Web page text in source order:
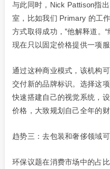
与此同时，Nick Pattison指
室，比如我们 Primary 的工
方式取得成功，”他解释道。
现在只以固定价格提供一项服
通过这种商业模式，该机构
交付新的品牌标识。选择这
快速搭建自己的视觉系统，
价格，大致规划自己全年的财
趋势三：去包装和奢侈领域
环保议题在消费市场中的占